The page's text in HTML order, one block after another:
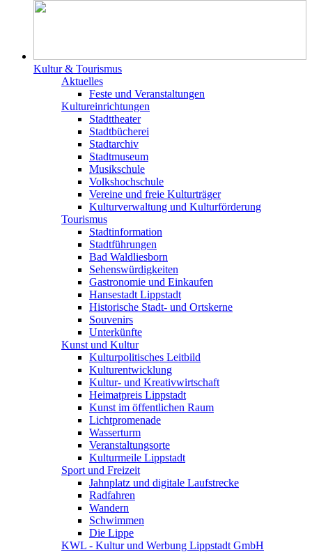
Kultur & Tourismus
Aktuelles
Feste und Veranstaltungen
Kultureinrichtungen
Stadttheater
Stadtbücherei
Stadtarchiv
Stadtmuseum
Musikschule
Volkshochschule
Vereine und freie Kulturträger
Kulturverwaltung und Kulturförderung
Tourismus
Stadtinformation
Stadtführungen
Bad Waldliesborn
Sehenswürdigkeiten
Gastronomie und Einkaufen
Hansestadt Lippstadt
Historische Stadt- und Ortskerne
Souvenirs
Unterkünfte
Kunst und Kultur
Kulturpolitisches Leitbild
Kulturentwicklung
Kultur- und Kreativwirtschaft
Heimatpreis Lippstadt
Kunst im öffentlichen Raum
Lichtpromenade
Wasserturm
Veranstaltungsorte
Kulturmeile Lippstadt
Sport und Freizeit
Jahnplatz und digitale Laufstrecke
Radfahren
Wandern
Schwimmen
Die Lippe
KWL - Kultur und Werbung Lippstadt GmbH